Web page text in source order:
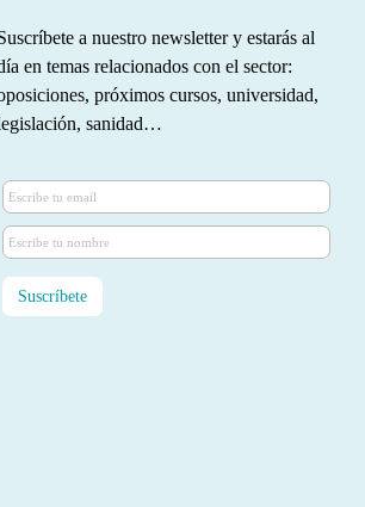
a nuestro newsletter y estarás al
en temas relacionados con el sector:
próximos cursos, universidad,
sanidad…